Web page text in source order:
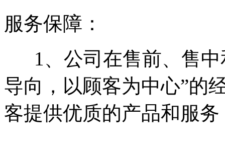
服务保障：
1、公司在售前、售中
导向，以顾客为中心”的
客提供优质的产品和服